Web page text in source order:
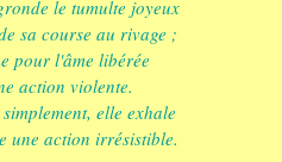
le tumulte joyeux
sa course au rivage ;
pour l'âme libérée
action violente.
elle exhale
une action irrésistible.